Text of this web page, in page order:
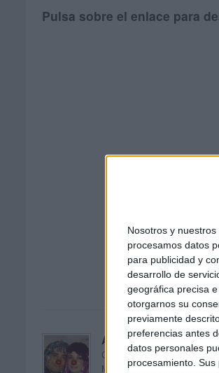
Nosotros y nuestros
procesamos datos
para publicidad y
desarrollo de
geográfica precisa
otorgarnos su
previamente
preferencias antes
datos personales
procesamiento.
Pulsa sobre el enlace para
tdah-
Acerca de
Orientación Andújar no es
Maribel, que además de ser